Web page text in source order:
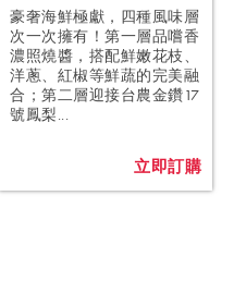
豪奢海鮮極獻，四種風味層
次一次擁有！第一層品嚐香
濃照燒醬，搭配鮮嫩花枝、
洋蔥、紅椒等鮮蔬的完美融
合；第二層迎接台農金鑽17
號鳳梨...
立即訂購